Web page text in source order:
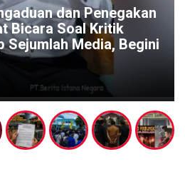
dan Penegakan
Bicara Soal Kritik
Media, Begini